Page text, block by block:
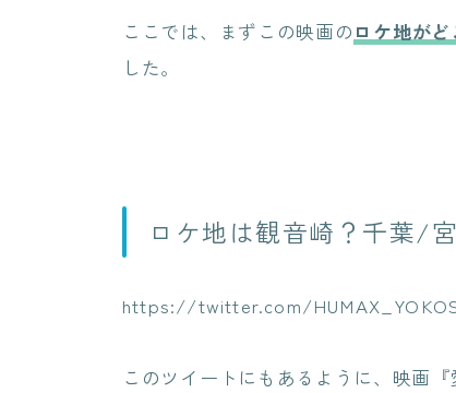
ここでは、まずこの映画の ロケ地が
した。
ロケ地は観音崎？千葉/
https://twitter.com/
このツイートにもあるように、映画